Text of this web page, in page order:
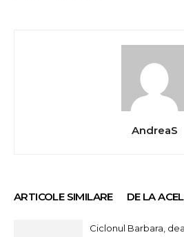
AndreaS
ARTICOLE SIMILARE DE LA
Ciclonul Barbara,